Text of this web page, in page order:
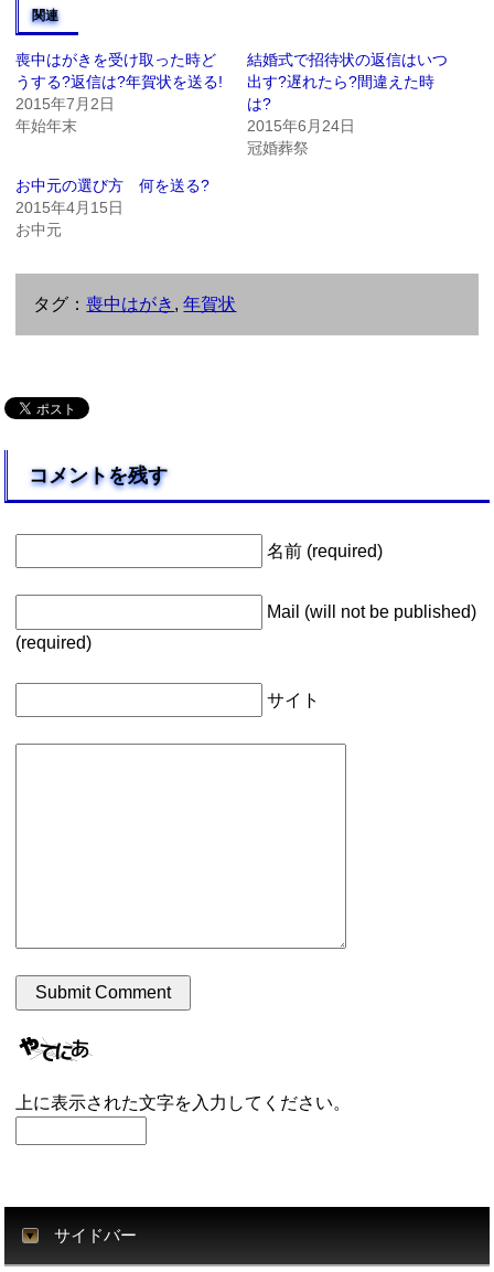
関連
喪中はがきを受け取った時ど
うする?返信は?年賀状を送る!
2015年7月2日
年始年末
結婚式で招待状の返信はいつ
出す?遅れたら?間違えた時
は?
2015年6月24日
冠婚葬祭
お中元の選び方 何を送る?
2015年4月15日
お中元
タグ：喪中はがき ,年賀状
コメントを残す
名前 (required)
Mail (will not be published)
(required)
サイト
上に表示された文字を入力してください。
サイドバー